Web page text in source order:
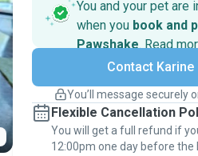
You and your pet are
when you book and
Pawshake. Read
Secure
Support if plans
Keep everything on
message, to payment - to
thePawshake
Contact Karine
You’ll message securely
Flexible Cancellation
You will get a full refund if
12:00pm one day before the